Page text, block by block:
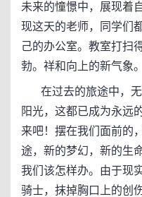
未来的憧憬中，展现着
现这天的老师，同学们
己的办公室。教室打扫
勃。祥和向上的新气象。
在过去的旅途中，无
阳光，这都已成为永远
来吧！摆在我们面前的
途，新的梦幻，新的生
我们该怎样办。由于现
骑士，抹掉胸口上的创